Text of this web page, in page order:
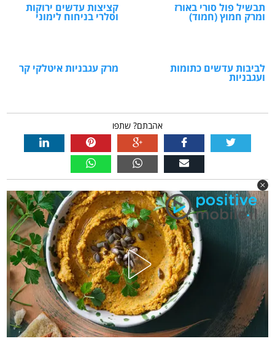
תבשיל פול סורי באורז
ומרק חמוץ (חמוד)
קציצות עדשים ירוקות
וסלרי בניחוח לימוני
לביבות עדשים כתומות
ועגבניות
מרק עגבניות איטלקי קר
אהבתם? שתפו